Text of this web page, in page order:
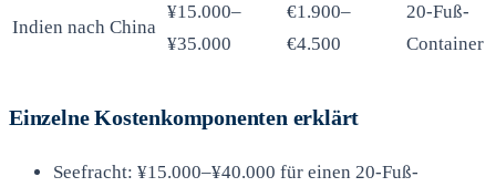
Indien nach China
¥15.000–
¥35.000
€1.900–
€4.500
20-Fuß-
Container
Einzelne Kostenkomponenten erklärt
Seefracht: ¥15.000–¥40.000 für einen 20-Fuß-